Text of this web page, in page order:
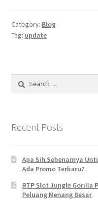
Category: Blog
Tag: update
Search
Recent Posts
Apa Sih Sebenarnya
Ada Promo Terbaru?
RTP Slot Jungle Gorilla
Peluang Menang Besar